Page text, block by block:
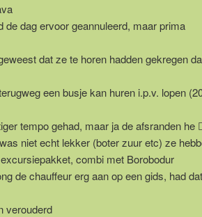
dag ervoor geannuleerd, maar prima
dat ze te horen hadden gekregen
een busje kan huren i.p.v. lopen
tempo gehad, maar ja de afsranden he
niet echt lekker (boter zuur etc) ze
combi met Borobodur
de chauffeur erg aan op een gids, had
verouderd